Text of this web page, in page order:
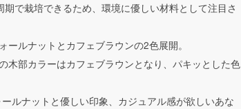
で栽培できるため、環境に優しい材料として注目さ
ルナットとカフェブラウンの2色展開。
木部カラーはカフェブラウンとなり、パキッとした色
ルナットと優しい印象、カジュアル感が欲しいあな